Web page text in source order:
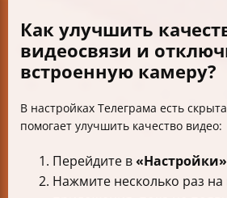
Как улучшить
видеосвязи и
встроенную камеру?
В настройках Телеграма есть
помогает улучшить качество видео:
Перейдите в«Настройки»
Нажмите несколько раз